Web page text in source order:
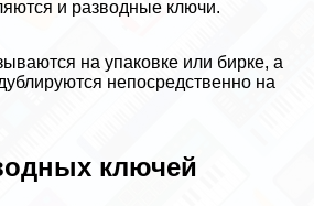
и разводные ключи.
на упаковке или бирке, а
непосредственно на
ключей